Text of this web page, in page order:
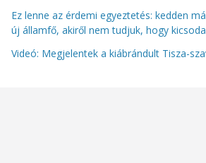
Ez lenne az érdemi egyeztetés: kedden
új államfő, akiről nem tudjuk, hogy
Videó: Megjelentek a kiábrándult Tisza-